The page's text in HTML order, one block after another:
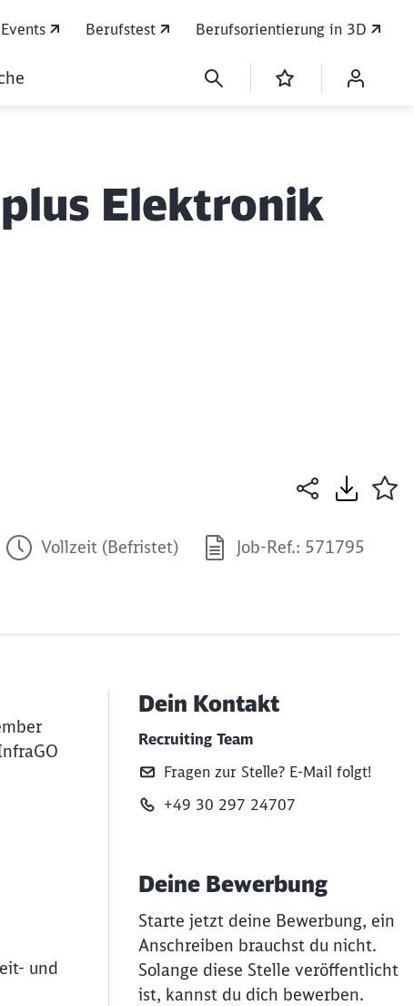
Events Berufstest Berufsorientierung in 3D
Elektronik
Vollzeit (Befristet) Job-Ref.: 571795
und
Dein Kontakt
Recruiting Team
Fragen zur Stelle? E‑Mail folgt!
+49 30 297 24707
Deine Bewerbung
Starte jetzt deine Bewerbung, ein
Anschreiben brauchst du nicht.
Solange diese Stelle veröffentlicht
ist, kannst du dich bewerben.